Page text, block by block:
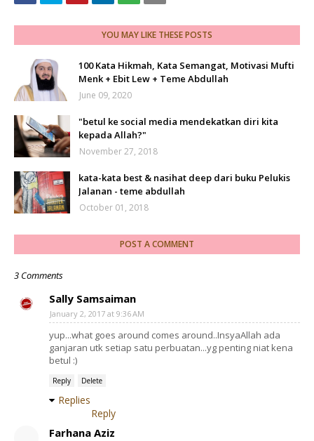
YOU MAY LIKE THESE POSTS
100 Kata Hikmah, Kata Semangat, Motivasi Mufti
Menk + Ebit Lew + Teme Abdullah
June 09, 2020
"betul ke social media mendekatkan diri kita
kepada Allah?"
November 27, 2018
kata-kata best & nasihat deep dari buku Pelukis
Jalanan - teme abdullah
October 01, 2018
POST A COMMENT
3 Comments
Sally Samsaiman
January 2, 2017 at 9:36 AM
yup...what goes around comes around..InsyaAllah ada
ganjaran utk setiap satu perbuatan...yg penting niat kena
betul :)
Reply Delete
Replies
Reply
Farhana Aziz